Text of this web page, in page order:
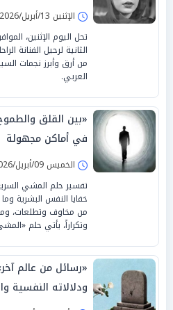
الإثنين 13/أبريل/2026 - 10:23 م
الثانية لرحيل الفنانة
من أرق وأبرز نجمات
العربي.
«بين القلق
في أماكن مجهولة
الخميس 09/أبريل/2026 - 02:29 م
تفسير حلم المشي
خفايا النفس البشرية
من مخاوف وتطلعات،
وتكراراً، يأتي حلم
«رسائل من عالم
ودلالاته النفسية